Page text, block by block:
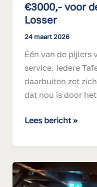
€3000,- voor
Losser
24 maart 2026
Één van de pijlers
service. Iedere
daarbuiten zet
dat nou is door
Lees bericht »
Stapavond